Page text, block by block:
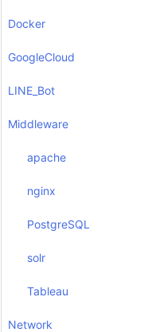
Docker
GoogleCloud
LINE_Bot
Middleware
apache
nginx
PostgreSQL
solr
Tableau
Network